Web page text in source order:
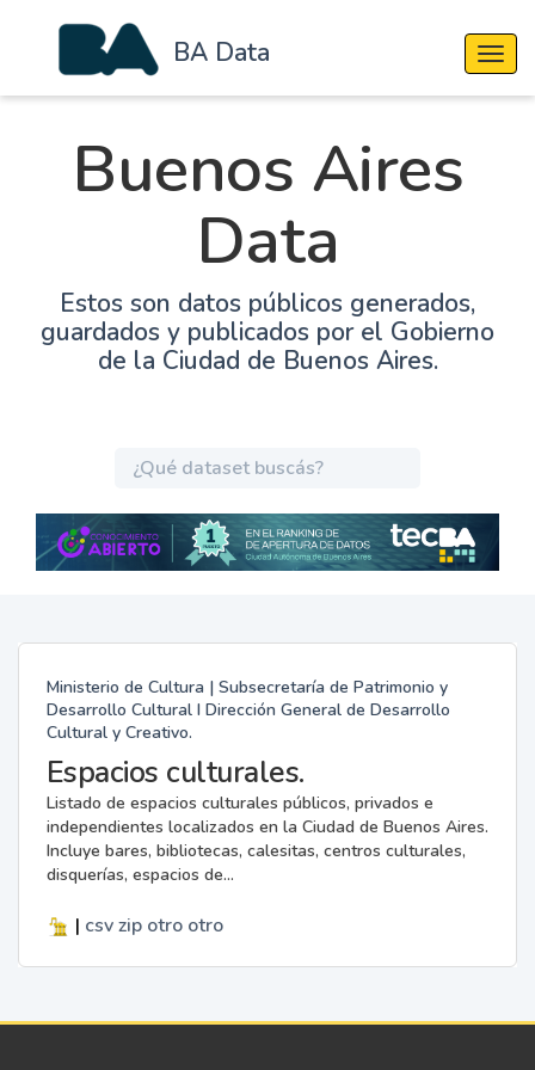
BA Data
Buenos Aires
Data
Estos son datos públicos generados,
guardados y publicados por el Gobierno
de la Ciudad de Buenos Aires.
Ministerio de Cultura | Subsecretaría de Patrimonio y
Desarrollo Cultural I Dirección General de Desarrollo
Cultural y Creativo.
Espacios culturales.
Listado de espacios culturales públicos, privados e
independientes localizados en la Ciudad de Buenos Aires.
Incluye bares, bibliotecas, calesitas, centros culturales,
disquerías, espacios de...
| csv zip otro otro